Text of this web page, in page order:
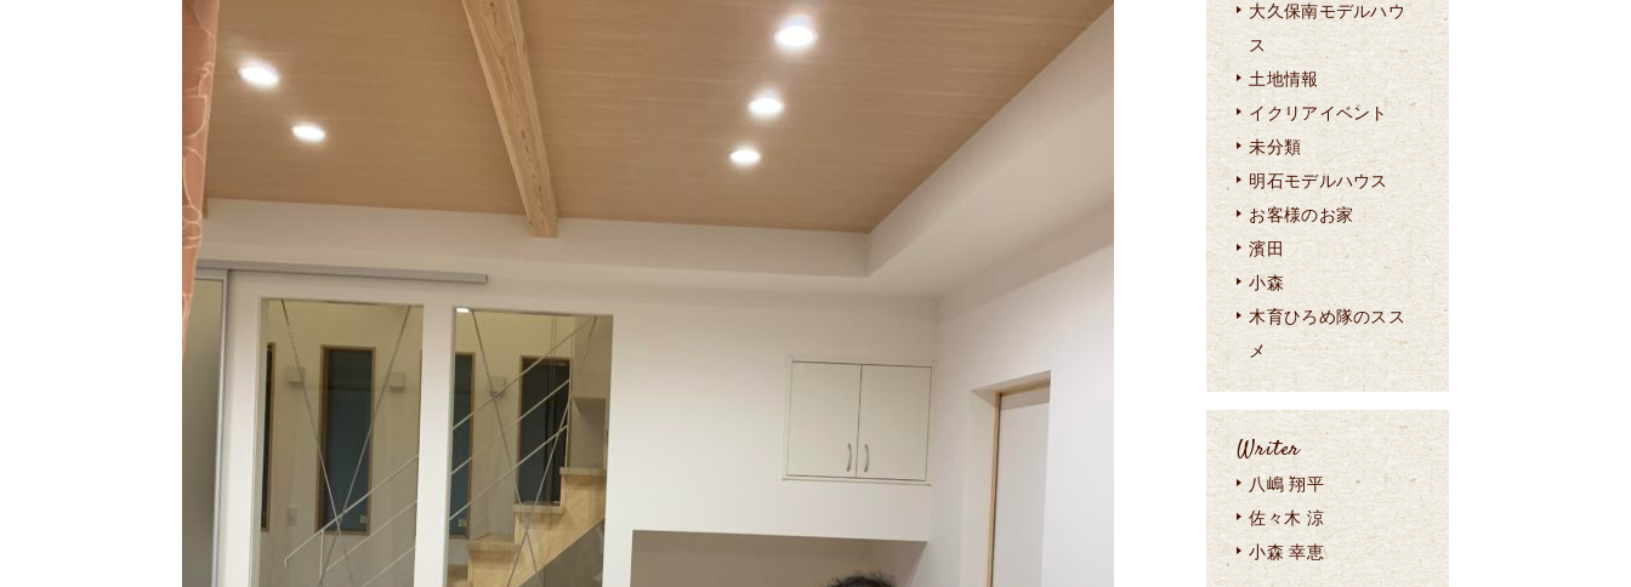
大久保南モデルハウ
ス
土地情報
イクリアイベント
未分類
明石モデルハウス
お客様のお家
濱田
小森
木育ひろめ隊のスス
メ
Writer
八嶋 翔平
佐々木 涼
小森 幸恵